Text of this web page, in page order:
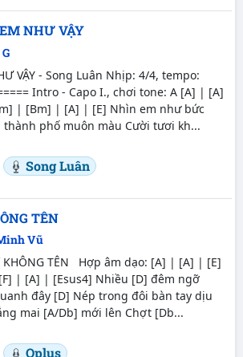
NHƯ VẬY
VẬY - Song Luân Nhịp: 4/4, tempo:
Intro - Capo I., chơi tone: A [A] | [A]
| [Bm] | [A] | [E] Nhìn em như bức
phố muôn màu Cười tươi kh...
Song Luân
TÊN
Vũ
KHÔNG TÊN Hợp âm dạo: [A] | [A] | [E]
| [A] | [Esus4] Nhiều [D] đêm ngỡ
đây [D] Nép trong đôi bàn tay dịu
mai [A/Db] mới lên Chợt [Db...
Oplus